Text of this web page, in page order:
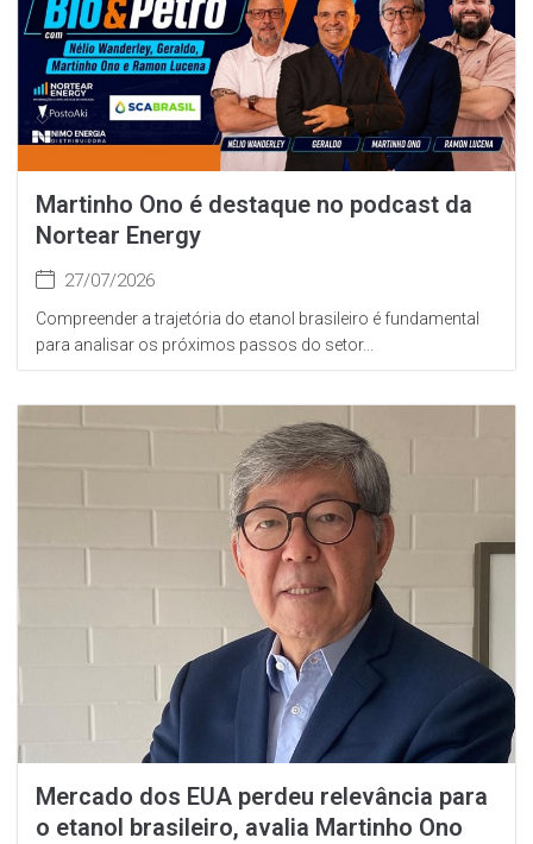
Martinho Ono é destaque no podcast da
Nortear Energy
27/07/2026
Compreender a trajetória do etanol brasileiro é fundamental
para analisar os próximos passos do setor...
Mercado dos EUA perdeu relevância para
o etanol brasileiro, avalia Martinho Ono